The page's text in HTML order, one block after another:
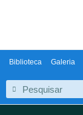
Biblioteca Galeria